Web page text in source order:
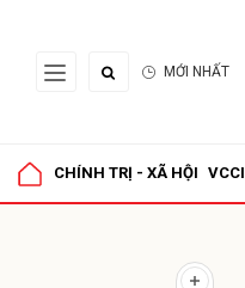
MỚI NHẤT
CHÍNH TRỊ - XÃ HỘI VCCI